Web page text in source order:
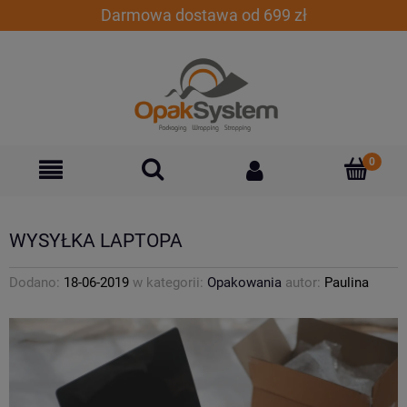
Darmowa dostawa od 699 zł
WYSYŁKA LAPTOPA
Dodano: 18-06-2019 w kategorii: Opakowania autor: Paulina